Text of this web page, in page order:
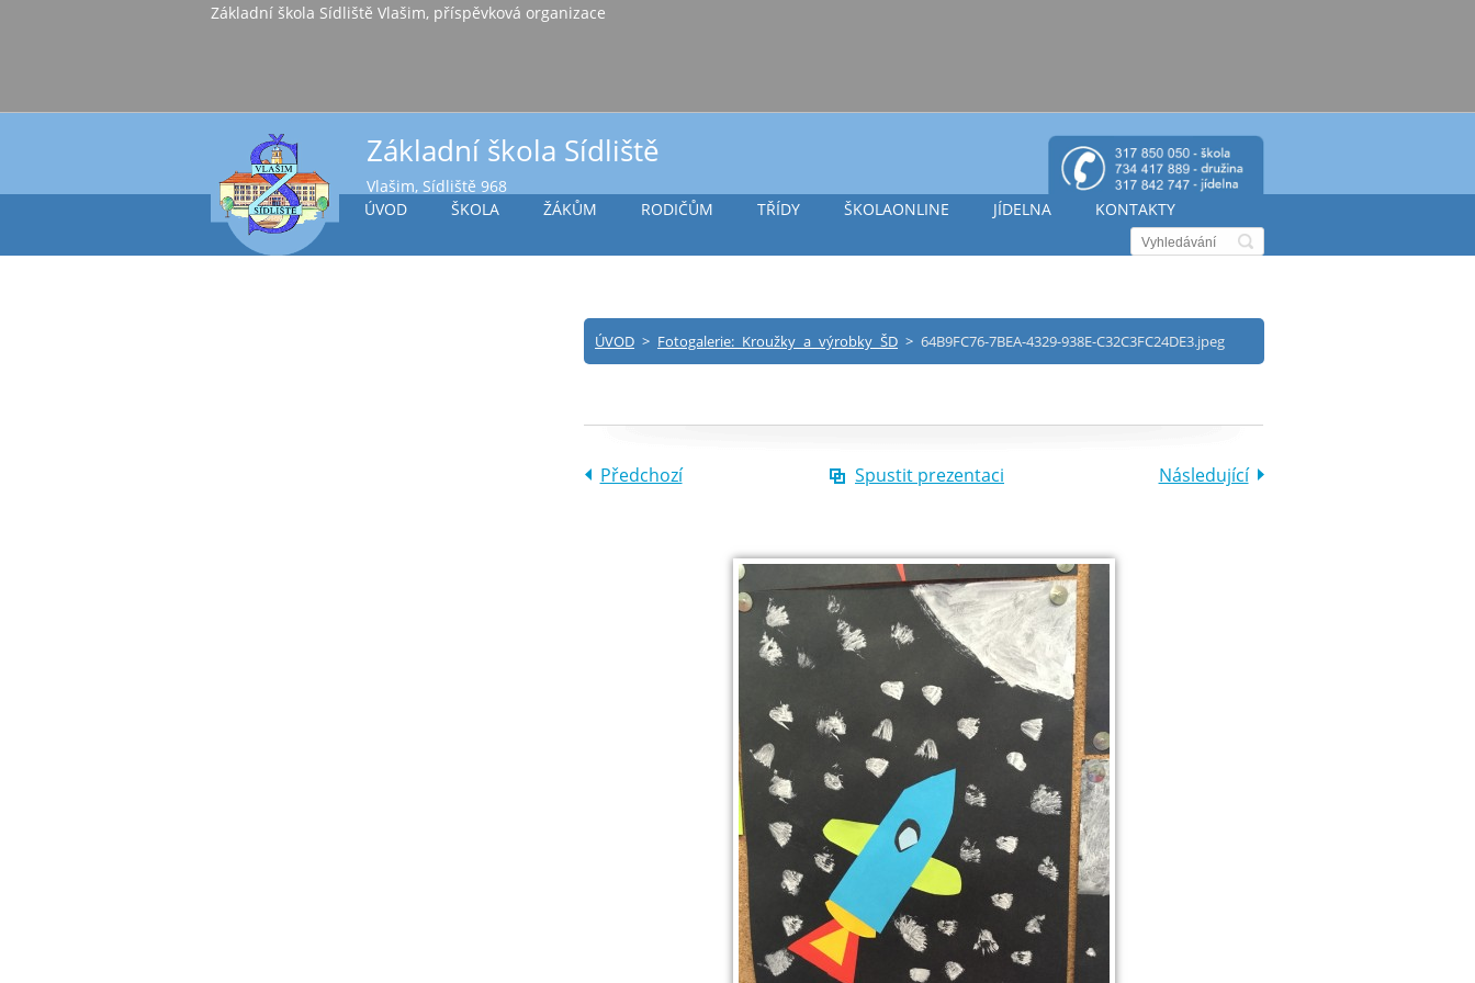
Základní škola Sídliště Vlašim, příspěvková organizace
Základní škola Sídliště
Vlašim, Sídliště 968
ÚVOD
ŠKOLA ŽÁKŮM RODIČŮM TŘÍDY ŠKOLAONLINE JÍDELNA KONTAKTY
ÚVOD > Fotogalerie: Kroužky a výrobky ŠD >64B9FC76-7BEA-4329-938E-C32C3FC24DE3.jpeg
Předchozí Spustit prezentaci Následující